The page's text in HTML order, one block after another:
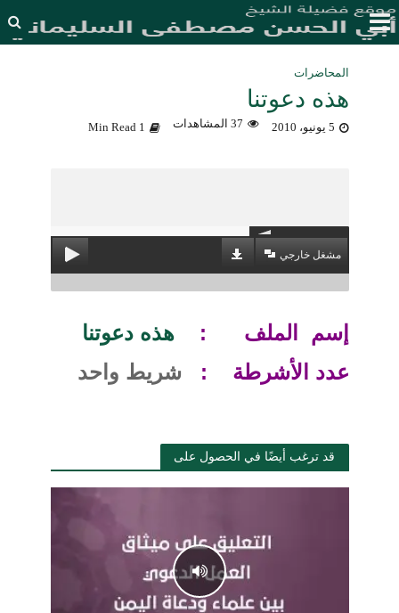
المحاضرات
هذه دعوتنا
5 يونيو، 2010 37 المشاهدات 1 Min Read
مشغل خارجي
إسم الملف :
هذه دعوتنا
عدد الأشرطة :
شريط واحد
قد ترغب أيضًا في الحصول على